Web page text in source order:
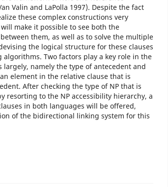
Valin and LaPolla 1997). Despite the fact
these complex constructions very
make it possible to see both the
them, as well as to solve the multiple
the logical structure for these clauses
Two factors play a key role in the
largely, namely the type of antecedent and
element in the relative clause that is
After checking the type of NP that is
resorting to the NP accessibility hierarchy, a
in both languages will be offered,
of the bidirectional linking system for this